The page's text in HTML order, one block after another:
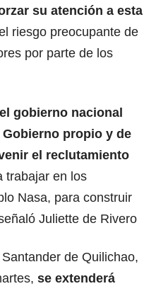
su atención a esta
riesgo preocupante de
por parte de los
gobierno nacional
Gobierno propio y de
el reclutamiento
trabajar en los
Nasa, para construir
Juliette de Rivero
de Quilichao,
se extenderá